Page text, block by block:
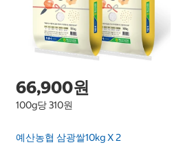
66,900원
100g당 310원
예산농협 삼광쌀10kg X 2